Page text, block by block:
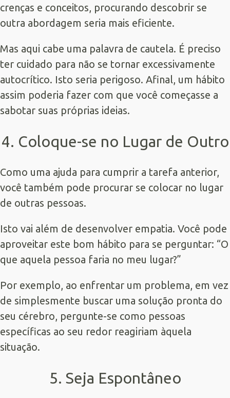
crenças e conceitos, procurando descobrir se
outra abordagem seria mais eficiente.
Mas aqui cabe uma palavra de cautela. É preciso
ter cuidado para não se tornar excessivamente
autocrítico. Isto seria perigoso. Afinal, um hábito
assim poderia fazer com que você começasse a
sabotar suas próprias ideias.
4. Coloque-se no Lugar de Outro
Como uma ajuda para cumprir a tarefa anterior,
você também pode procurar se colocar no lugar
de outras pessoas.
Isto vai além de desenvolver empatia. Você pode
aproveitar este bom hábito para se perguntar: “O
que aquela pessoa faria no meu lugar?”
Por exemplo, ao enfrentar um problema, em vez
de simplesmente buscar uma solução pronta do
seu cérebro, pergunte-se como pessoas
específicas ao seu redor reagiriam àquela
situação.
5. Seja Espontâneo